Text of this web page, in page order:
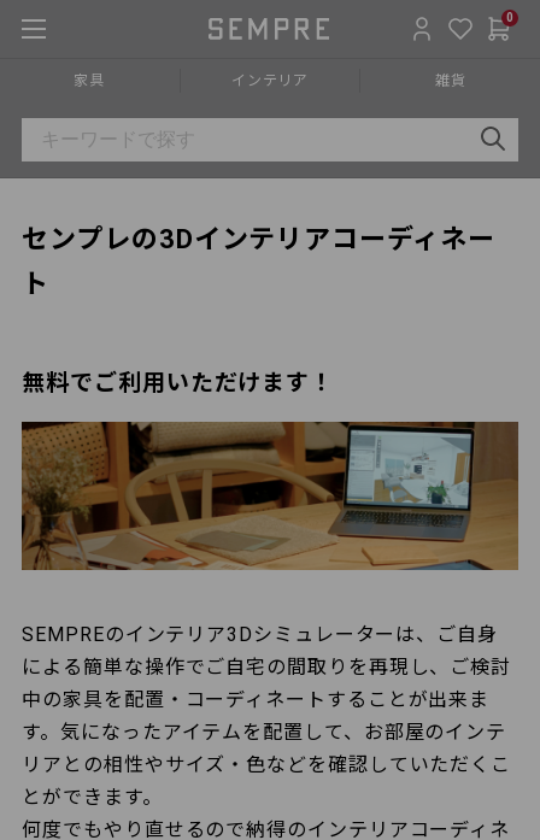
0
家具 インテリア 雑貨
センプレの3Dインテリアコーディネー
ト
無料でご利用いただけます！
SEMPREのインテリア3Dシミュレーターは、ご自身
による簡単な操作でご自宅の間取りを再現し、ご検討
中の家具を配置・コーディネートすることが出来ま
す。気になったアイテムを配置して、お部屋のインテ
リアとの相性やサイズ・色などを確認していただくこ
とができます。
何度でもやり直せるので納得のインテリアコーディネ